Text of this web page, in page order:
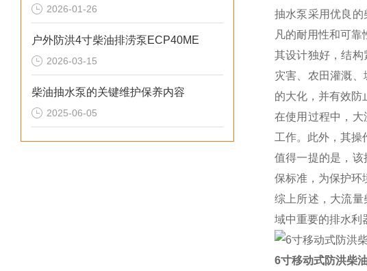
2026-01-26
户外防洪4寸柴油排涝泵ECP40ME
2026-03-15
柴油抽水泵的关键维护保养内容
2025-06-05
抽水泵采用优良
凡的耐用性和可靠
其设计独好，结
灾害、农田灌溉
的大化，并有效防
在使用过程中，
工作。此外，其操
值得一提的是，
保标准，为保护环
综上所述，大流
域中重要的排水利
6寸移动式防洪柴